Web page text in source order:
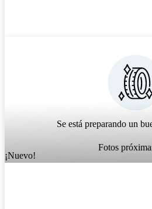
Se está preparando un
Fotos
¡Nuevo!